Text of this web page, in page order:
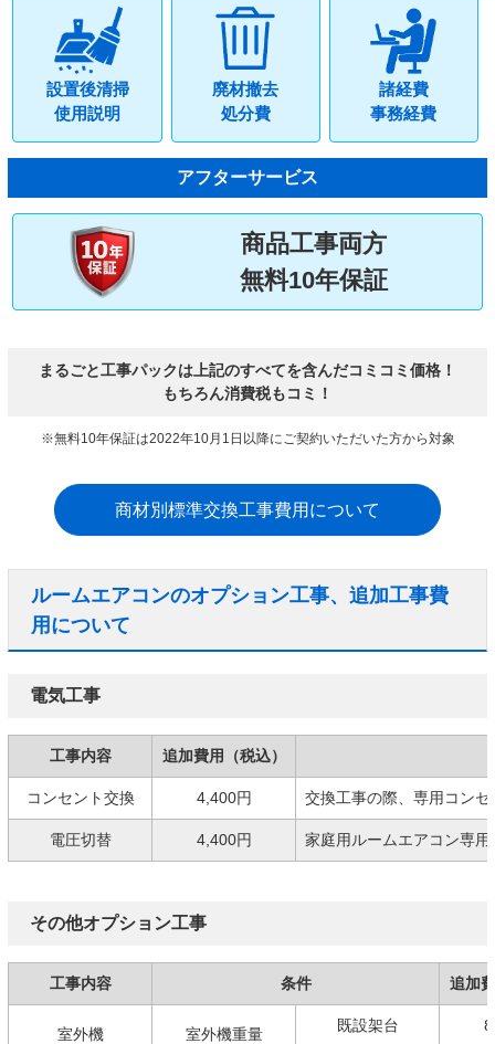
設置後清掃
使用説明
廃材撤去
処分費
諸経費
事務経費
アフターサービス
商品工事両方
無料10年保証
まるごと工事パックは上記のすべてを含んだコミコミ価格！
もちろん消費税もコミ！
※無料10年保証は2022年10月1日以降にご契約いただいた方から対象
商材別標準交換工事費用について
ルームエアコンのオプション工事、追加工事費
用について
電気工事
工事内容 追加費用（税込）
コンセント交換 4,400円 交換工事の際、専用コン
電圧切替 4,400円 家庭用ルームエアコン専
その他オプション工事
工事内容 条件 追加
室外機 室外機重量 既設架台